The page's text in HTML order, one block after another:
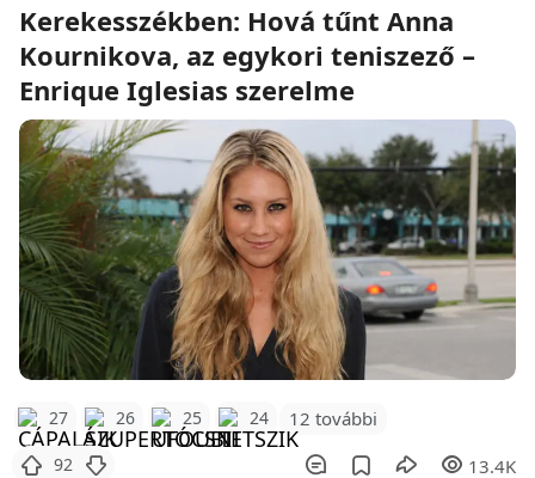
Kerekesszékben: Hová tűnt Anna
Kournikova, az egykori teniszező –
Enrique Iglesias szerelme
27 26 25 24 12 további
92 13.4K